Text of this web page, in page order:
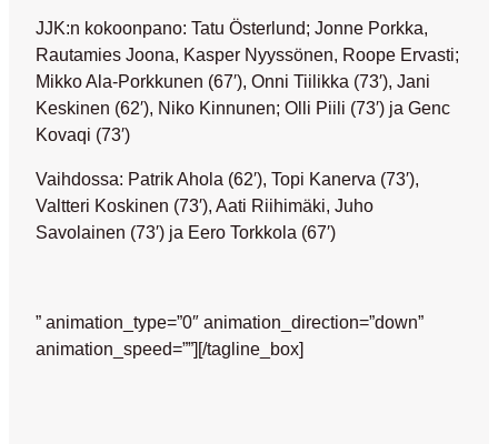
JJK:n kokoonpano: Tatu Österlund; Jonne Porkka,
Rautamies Joona, Kasper Nyyssönen, Roope Ervasti;
Mikko Ala-Porkkunen (67′), Onni Tiilikka (73′), Jani
Keskinen (62′), Niko Kinnunen; Olli Piili (73′) ja Genc
Kovaqi (73′)
Vaihdossa: Patrik Ahola (62′), Topi Kanerva (73′),
Valtteri Koskinen (73′), Aati Riihimäki, Juho
Savolainen (73′) ja Eero Torkkola (67′)
” animation_type=”0″ animation_direction=”down”
animation_speed=””][/tagline_box]